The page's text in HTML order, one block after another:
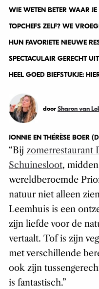
WIE WETEN BETER WAAR
TOPCHEFS ZELF? WE
HUN FAVORIETE NIEUWE
SPECTACULAIR GERECHT
HEEL GOED BIEFSTUKJE:
door Sharon van
JONNIE EN THÉRÈSE BOER
“Bij zomerrestaurant
Schuinesloot,
wereldberoemde
natuur niet alleen
Leemhuis is een
zijn liefde voor de
vertaalt. Tof is zijn
met verschillende
ook zijn
is fantastisch.”